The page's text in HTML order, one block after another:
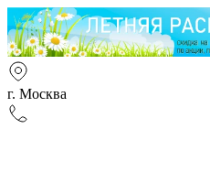
г. Москва